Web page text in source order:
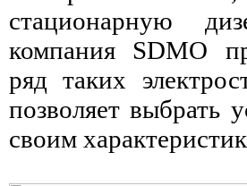
стационарную
компания SDMO
ряд таких
позволяет выбрать
своим